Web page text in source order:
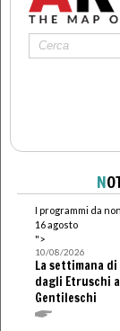
N
I programmi da
16 agosto
">
10/08/2026
La settimana
dagli Etruschi
Gentileschi